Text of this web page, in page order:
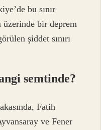
bu sınır
üzerinde bir deprem
şiddet sınırı
semtinde?
Fatih
ve Fener